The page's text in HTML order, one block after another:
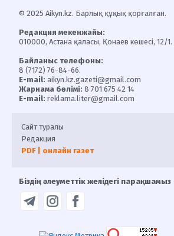
© 2025 Aikyn.kz. Барлық құқық қорғалған.
Редакция мекенжайы:
010000, Астана қаласы, Қонаев көшесі, 12/1.
Байланыс телефоны:
8 (7172) 76-84-66.
E-mail: aikyn.kz.gazeti@gmail.com
Жарнама бөлімі: 8 701 675 42 14
E-mail: reklama.liter@gmail.com
Сайт туралы
Редакция
PDF | онлайн газет
Біздің әлеуметтік желідегі парақшамыз